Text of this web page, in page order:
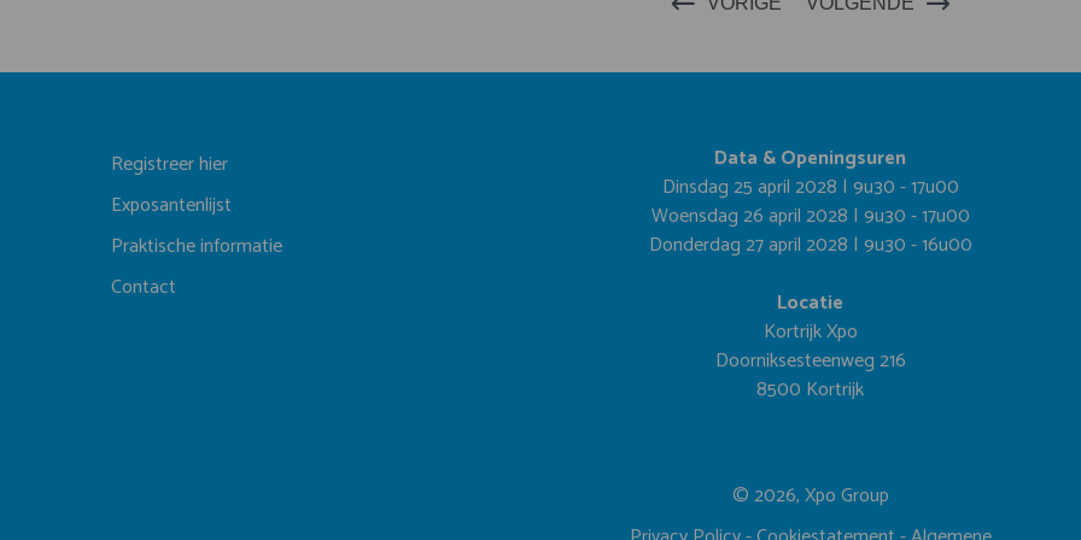
Registreer hier
Exposantenlijst
Praktische informatie
Contact
Data & Openingsuren
Dinsdag 25 april 2028 | 9u30 - 17u00
Woensdag 26 april 2028 | 9u30 - 17u00
Donderdag 27 april 2028 | 9u30 - 16u00
Locatie
Kortrijk Xpo
Doorniksesteenweg 216
8500 Kortrijk
© 2026, Xpo Group